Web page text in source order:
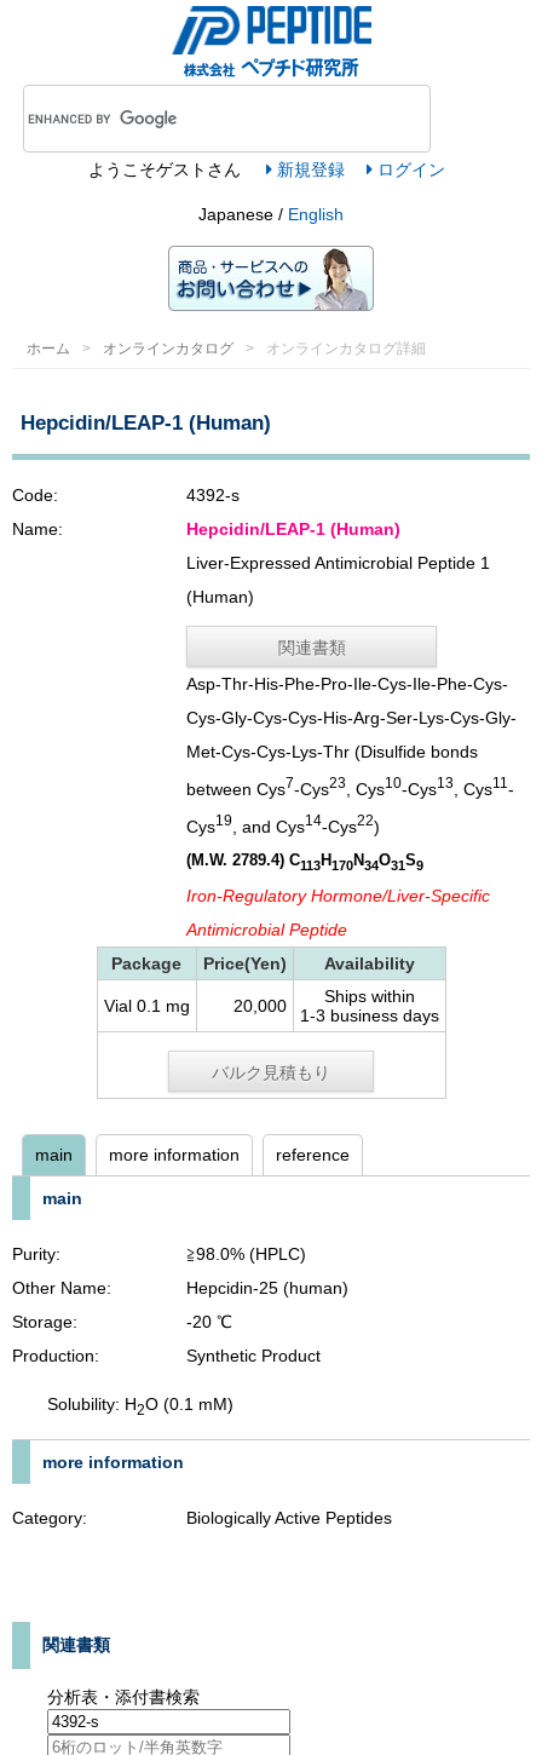
ようこそゲスト さん 新規登録 ログイン
Japanese / English
ホーム オンラインカタログ オンラインカタログ詳細
Hepcidin/LEAP-1 (Human)
Code:
4392-s
Name:
Hepcidin/LEAP-1 (Human)
Liver-Expressed Antimicrobial Peptide 1
(Human)
関連書類
Asp-Thr-His-Phe-Pro-Ile-Cys-Ile-Phe-Cys-
Cys-Gly-Cys-Cys-His-Arg-Ser-Lys-Cys-Gly-
Met-Cys-Cys-Lys-Thr (Disulfide bonds
between Cys7-Cys23 , Cys10-Cys13 , Cys11-
Cys19 , and Cys14-Cys22)
(M.W. 2789.4) C113H170N34O31S9
Iron-Regulatory Hormone/Liver-Specific
Antimicrobial Peptide
Package
Price(Yen) Availability
Vial 0.1 mg 20,000
Ships within
1-3 business days
バルク見積もり
main more information reference
main
Purity:
≧98.0% (HPLC)
Other Name:
Hepcidin-25 (human)
Storage:
-20 ℃
Production:
Synthetic Product
Solubility: H2O (0.1 mM)
more information
Category: Biologically Active Peptides
関連書類
分析表・添付書検索